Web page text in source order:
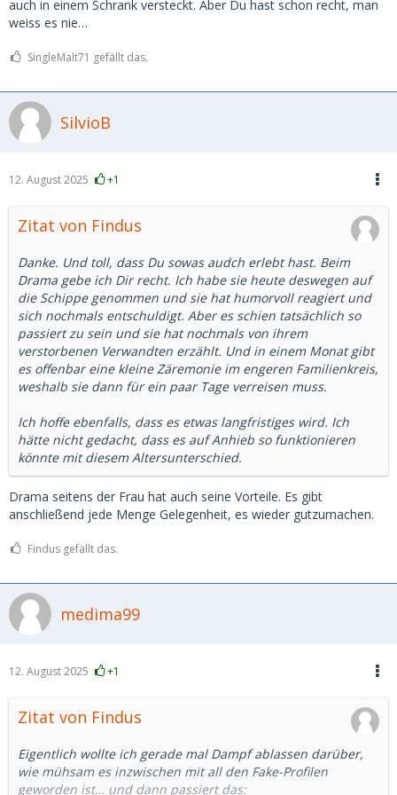
treffen. Sie meinte, wir könnten es einfach natürlich
angehen – ganz ohne finanzielle Unterstützung.
extrem sympathisch findet und sich schon auf unser
Wellenlänge.
Tja… und ich kann es immer noch nicht ganz fassen. Hat
jemand von euch schon mal etwas Ähnliches erlebt?
auch in einem Schrank versteckt. Aber Du hast schon recht, man
weiss es nie…
SingleMalt71 gefällt das.
SilvioB
12. August 2025 +1
Zitat von Findus
Danke. Und toll, dass Du sowas audch erlebt hast. Beim
Drama gebe ich Dir recht. Ich habe sie heute deswegen auf
die Schippe genommen und sie hat humorvoll reagiert und
sich nochmals entschuldigt. Aber es schien tatsächlich so
passiert zu sein und sie hat nochmals von ihrem
verstorbenen Verwandten erzählt. Und in einem Monat gibt
es offenbar eine kleine Zäremonie im engeren Familienkreis,
weshalb sie dann für ein paar Tage verreisen muss.
Ich hoffe ebenfalls, dass es etwas langfristiges wird. Ich
hätte nicht gedacht, dass es auf Anhieb so funktionieren
könnte mit diesem Altersunterschied.
Drama seitens der Frau hat auch seine Vorteile. Es gibt
anschließend jede Menge Gelegenheit, es wieder gutzumachen.
Findus gefällt das.
medima99
12. August 2025 +1
Zitat von Findus
Eigentlich wollte ich gerade mal Dampf ablassen darüber,
wie mühsam es inzwischen mit all den Fake-Profilen
geworden ist… und dann passiert das: